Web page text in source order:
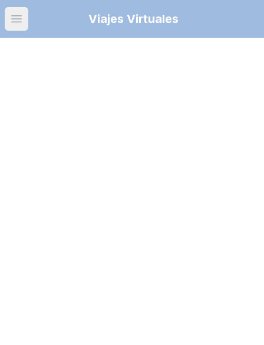
Open main menuViajes Virtuales